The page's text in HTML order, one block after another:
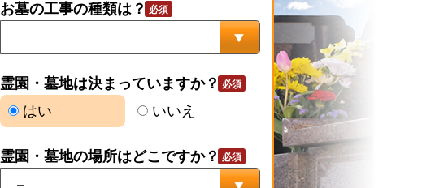
お墓の工事の種類は？
霊園・墓地は決まっていますか？
はい
いいえ
霊園・墓地の場所はどこですか？